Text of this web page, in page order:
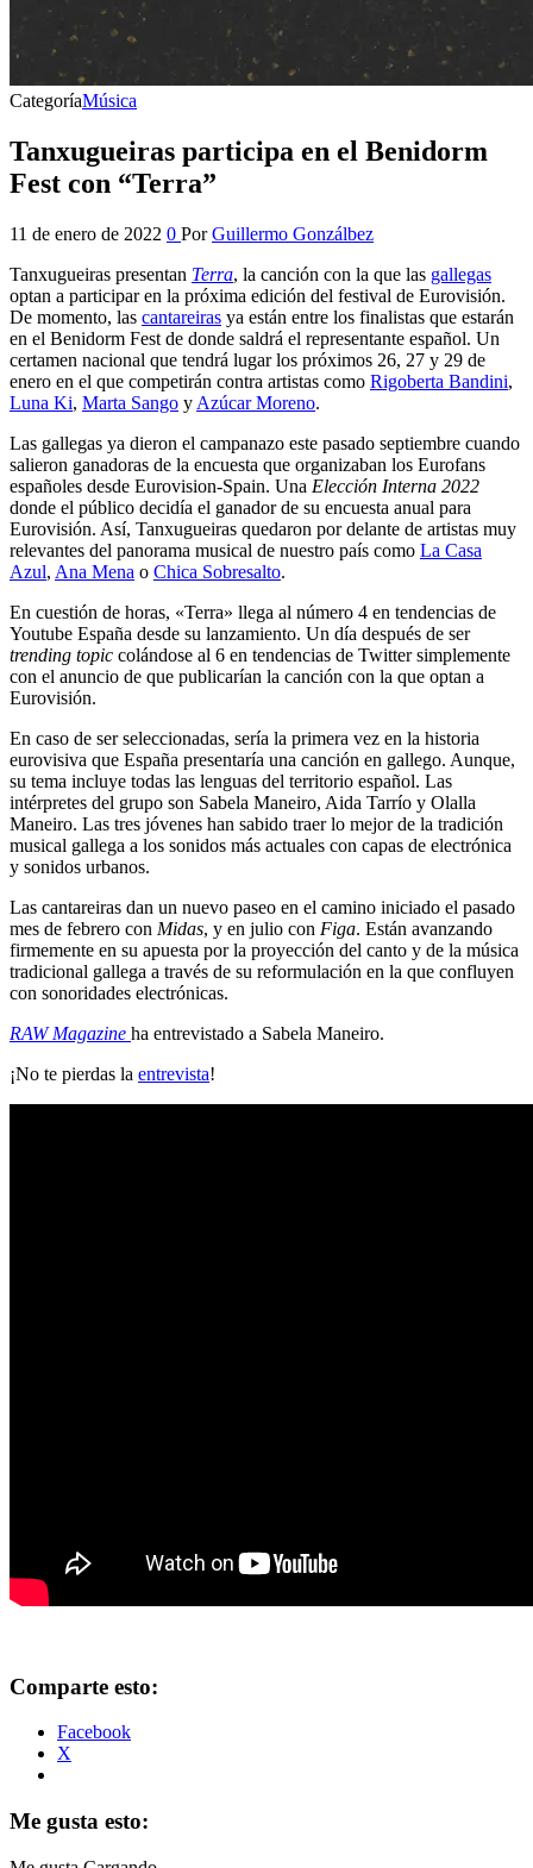
CategoríaMúsica
Tanxugueiras participa en el Benidorm
Fest con “Terra”
11 de enero de 2022 0 Por Guillermo Gonzálbez
Tanxugueiras presentan Terra, la canción con la que las gallegas
optan a participar en la próxima edición del festival de Eurovisión.
De momento, las cantareiras ya están entre los finalistas que estarán
en el Benidorm Fest de donde saldrá el representante español. Un
certamen nacional que tendrá lugar los próximos 26, 27 y 29 de
enero en el que competirán contra artistas como Rigoberta Bandini,
Luna Ki, Marta Sango y Azúcar Moreno.
Las gallegas ya dieron el campanazo este pasado septiembre cuando
salieron ganadoras de la encuesta que organizaban los Eurofans
españoles desde Eurovision-Spain. Una Elección Interna 2022
donde el público decidía el ganador de su encuesta anual para
Eurovisión. Así, Tanxugueiras quedaron por delante de artistas muy
relevantes del panorama musical de nuestro país como La Casa
Azul, Ana Mena o Chica Sobresalto.
En cuestión de horas, «Terra» llega al número 4 en tendencias de
Youtube España desde su lanzamiento. Un día después de ser
trending topic colándose al 6 en tendencias de Twitter simplemente
con el anuncio de que publicarían la canción con la que optan a
Eurovisión.
En caso de ser seleccionadas, sería la primera vez en la historia
eurovisiva que España presentaría una canción en gallego. Aunque,
su tema incluye todas las lenguas del territorio español. Las
intérpretes del grupo son Sabela Maneiro, Aida Tarrío y Olalla
Maneiro. Las tres jóvenes han sabido traer lo mejor de la tradición
musical gallega a los sonidos más actuales con capas de electrónica
y sonidos urbanos.
Las cantareiras dan un nuevo paseo en el camino iniciado el pasado
mes de febrero con Midas, y en julio con Figa. Están avanzando
firmemente en su apuesta por la proyección del canto y de la música
tradicional gallega a través de su reformulación en la que confluyen
con sonoridades electrónicas.
RAW Magazine ha entrevistado a Sabela Maneiro.
¡No te pierdas la entrevista!
Comparte esto:
Facebook
X
Me gusta esto: